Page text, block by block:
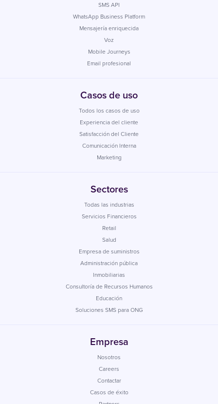
SMS API
WhatsApp Business Platform
Mensajería enriquecida
Voz
Mobile Journeys
Email profesional
Casos de uso
Todos los casos de uso
Experiencia del cliente
Satisfacción del Cliente
Comunicación Interna
Marketing
Sectores
Todas las industrias
Servicios Financieros
Retail
Salud
Empresa de suministros
Administración pública
Inmobiliarias
Consultoría de Recursos Humanos
Educación
Soluciones SMS para ONG
Empresa
Nosotros
Careers
Contactar
Casos de éxito